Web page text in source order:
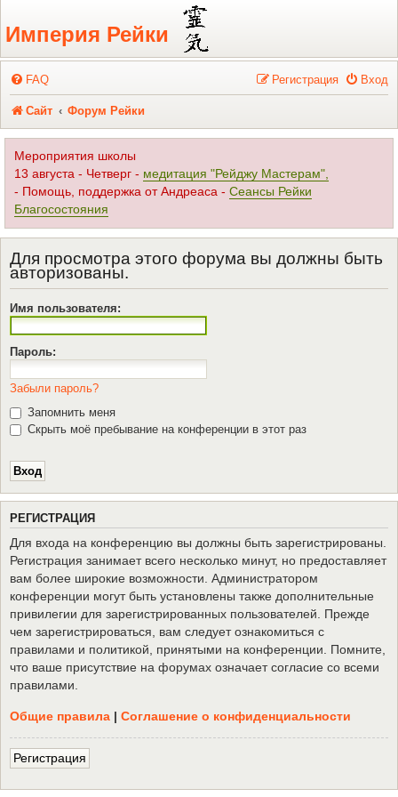
Регистрация
Империя Рейки
FAQ Вход
Регистрация
Сайт Форум Рейки
Мероприятия школы
13 августа - Четверг - медитация "Рейджу Мастерам",
- Помощь, поддержка от Андреаса - Сеансы Рейки
Благосостояния
Для просмотра этого форума вы должны быть
авторизованы.
Имя пользователя:
Пароль:
Забыли пароль?
Запомнить меня
Скрыть моё пребывание на конференции в этот раз
РЕГИСТРАЦИЯ
Для входа на конференцию вы должны быть зарегистрированы.
Регистрация занимает всего несколько минут, но предоставляет
вам более широкие возможности. Администратором
конференции могут быть установлены также дополнительные
привилегии для зарегистрированных пользователей. Прежде
чем зарегистрироваться, вам следует ознакомиться с
правилами и политикой, принятыми на конференции. Помните,
что ваше присутствие на форумах означает согласие со всеми
правилами.
Общие правила | Соглашение о конфиденциальности
Регистрация